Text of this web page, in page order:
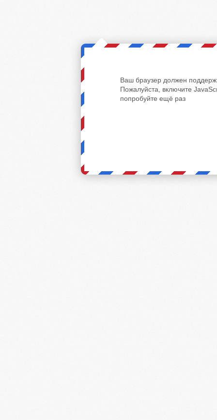
Ваш браузер должен
Пожалуйста, включите
попробуйте ещё раз